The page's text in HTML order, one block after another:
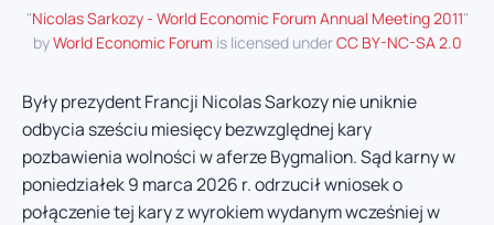
"Nicolas Sarkozy - World Economic Forum Annual Meeting 2011"
byWorld Economic Forum is licensed underCC BY-NC-SA 2.0
Były prezydent Francji Nicolas Sarkozy nie uniknie
odbycia sześciu miesięcy bezwzględnej kary
pozbawienia wolności w aferze Bygmalion. Sąd karny w
poniedziałek 9 marca 2026 r. odrzucił wniosek o
połączenie tej kary z wyrokiem wydanym wcześniej w